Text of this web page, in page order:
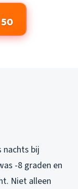
50
nachts bij
-8 graden en
Niet alleen